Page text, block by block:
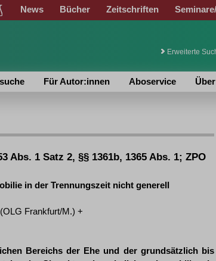
News Bücher Zeitschriften
Erweiterte
Für Autor:innen Aboservice
Abs. 1 Satz 2, §§ 1361b, 1365 Abs. 1; ZPO
in der Trennungszeit nicht generell
Frankfurt/M.) +
Bereichs der Ehe und der grundsätzlich bis